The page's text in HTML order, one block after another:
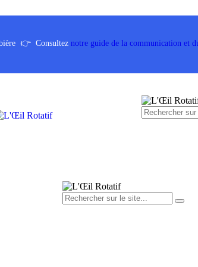
👉 Consultez notre guide de la communication et